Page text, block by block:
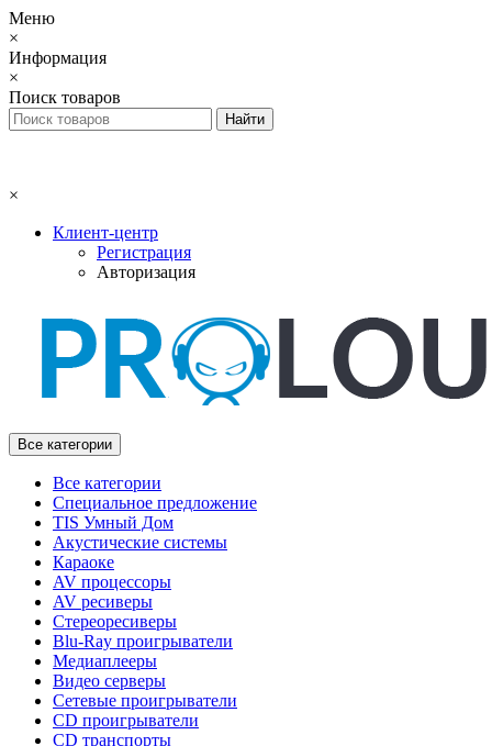
Меню
×
Информация
×
Поиск товаров
×
Клиент-центр
Регистрация
Авторизация
Все категории
Все категории
Специальное предложение
TIS Умный Дом
Акустические системы
Караоке
AV процессоры
AV ресиверы
Стереоресиверы
Blu-Ray проигрыватели
Медиаплееры
Видео серверы
Сетевые проигрыватели
CD проигрыватели
CD транспорты